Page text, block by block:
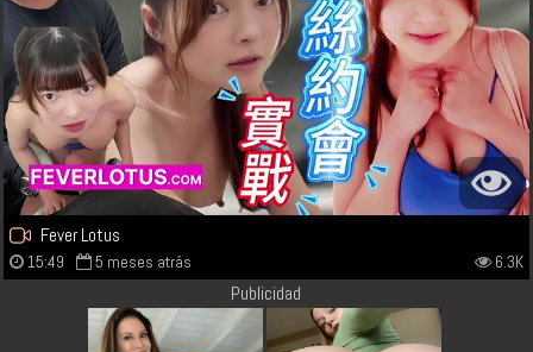
Fever Lotus
15:49 5 meses atrás 6.3K
Publicidad